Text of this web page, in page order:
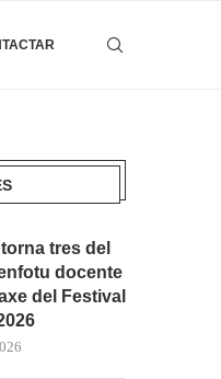
tres del
docente
del Festival